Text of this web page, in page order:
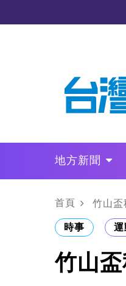
地方新聞
政治
財經
首頁 竹山盃
時事 運
竹山